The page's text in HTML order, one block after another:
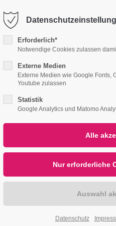
/ 365days
support for our
Fri 8:00am - 5:00pm
KANTINEN CATERING
Erforderlich*
Notwendige Cookies zulassen
Externe Medien
Externe Medien wie Google Fonts,
Youtube zulassen
Statistik
Google Analytics und Matomo
Datenschutz